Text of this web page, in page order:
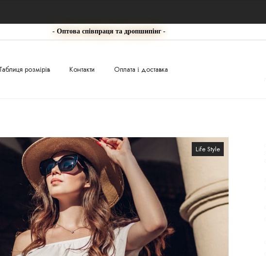
- Оптова співпраця та дропшипінг -
розмірів Контакти Оплата і доставка
Life Style